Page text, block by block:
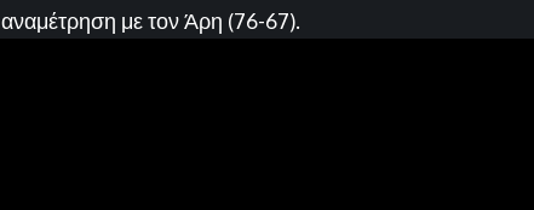
με τον Άρη (76-67).